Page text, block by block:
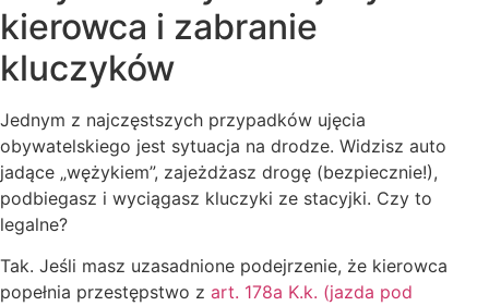
kierowca i zabranie
kluczyków
Jednym z najczęstszych przypadków ujęcia
obywatelskiego jest sytuacja na drodze. Widzisz auto
jadące „wężykiem”, zajeżdżasz drogę (bezpiecznie!),
podbiegasz i wyciągasz kluczyki ze stacyjki. Czy to
legalne?
Tak. Jeśli masz uzasadnione podejrzenie, że kierowca
popełnia przestępstwo z art. 178a K.k. (jazda pod